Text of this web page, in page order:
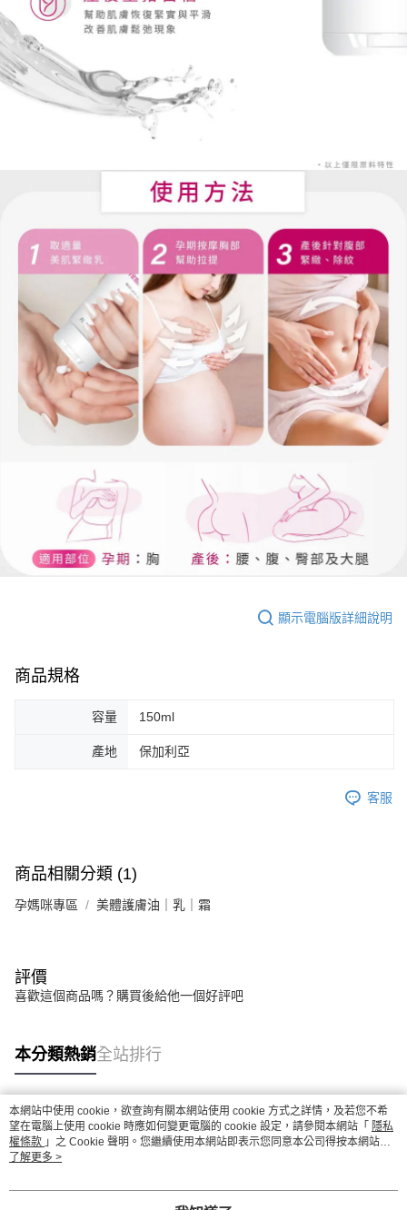
顯示電腦版詳細說明
商品規格
容量 150ml
產地 保加利亞
客服
商品相關分類 (1)
孕媽咪專區 美體護膚油｜乳｜霜
評價
喜歡這個商品嗎？購買後給他一個好評吧
本分類熱銷全站排行
熱門標籤
本網站中使用 cookie，欲查詢有關本網站使用 cookie 方式之詳情，及若您不希
望在電腦上使用 cookie 時應如何變更電腦的 cookie 設定，請參閱本網站「 隱私
權條款 」之 Cookie 聲明。您繼續使用本網站即表示您同意本公司得按本網站使
用條款之 Cookie 聲明使用 cookie。
了解更多 >